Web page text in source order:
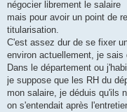
a
g
négocier librement le salaire
mais pour avoir un point de
titularisation.
C'est assez dur de se fixer
environ actuellement, je sais
Dans le département ou
je suppose que les RH du
mon salaire, je déduis qu'ils
on s'entendait après